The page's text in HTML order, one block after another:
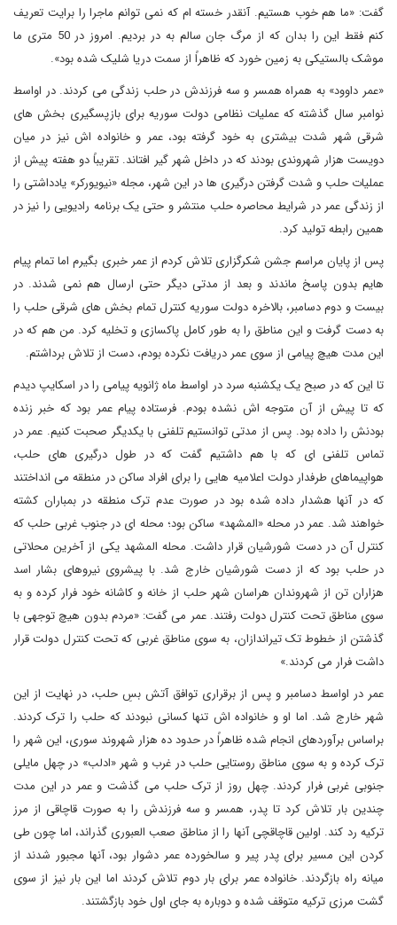
گفت: «ما هم خوب هستیم. آنقدر خسته ام که نمی توانم ماجرا را برایت تعریف
کنم فقط این را بدان که از مرگ جان سالم به در بردیم. امروز در 50 متری ما
موشک بالستیکی به زمین خورد که ظاهراً از سمت دریا شلیک شده بود».
«عمر داوود» به همراه همسر و سه فرزندش در حلب زندگی می کردند. در اواسط
نوامبر سال گذشته که عملیات نظامی دولت سوریه برای بازپسگیری بخش های
شرقی شهر شدت بیشتری به خود گرفته بود، عمر و خانواده اش نیز در میان
دویست هزار شهروندی بودند که در داخل شهر گیر افتاند. تقریباً دو هفته پیش از
عملیات حلب و شدت گرفتن درگیری ها در این شهر، مجله «نیویورکر» یادداشتی را
از زندگی عمر در شرایط محاصره حلب منتشر و حتی یک برنامه رادیویی را نیز در
همین رابطه تولید کرد.
پس از پایان مراسم جشن شکرگزاری تلاش کردم از عمر خبری بگیرم اما تمام پیام
هایم بدون پاسخ ماندند و بعد از مدتی دیگر حتی ارسال هم نمی شدند. در
بیست و دوم دسامبر، بالاخره دولت سوریه کنترل تمام بخش های شرقی حلب را
به دست گرفت و این مناطق را به طور کامل پاکسازی و تخلیه کرد. من هم که در
این مدت هیچ پیامی از سوی عمر دریافت نکرده بودم، دست از تلاش برداشتم.
تا این که در صبح یک یکشنبه سرد در اواسط ماه ژانویه پیامی را در اسکایپ دیدم
که تا پیش از آن متوجه اش نشده بودم. فرستاده پیام عمر بود که خبر زنده
بودنش را داده بود. پس از مدتی توانستیم تلفنی با یکدیگر صحبت کنیم. عمر در
تماس تلفنی ای که با هم داشتیم گفت که در طول درگیری های حلب،
هواپیماهای طرفدار دولت اعلامیه هایی را برای افراد ساکن در منطقه می انداختند
که در آنها هشدار داده شده بود در صورت عدم ترک منطقه در بمباران کشته
خواهند شد. عمر در محله «المشهد» ساکن بود؛ محله ای در جنوب غربی حلب که
کنترل آن در دست شورشیان قرار داشت. محله المشهد یکی از آخرین محلاتی
در حلب بود که از دست شورشیان خارج شد. با پیشروی نیروهای بشار اسد
هزاران تن از شهروندان هراسان شهر حلب از خانه و کاشانه خود فرار کرده و به
سوی مناطق تحت کنترل دولت رفتند. عمر می گفت: «مردم بدون هیچ توجهی با
گذشتن از خطوط تک تیراندازان، به سوی مناطق غربی که تحت کنترل دولت قرار
داشت فرار می کردند.»
عمر در اواسط دسامبر و پس از برقراری توافق آتش بسِ حلب، در نهایت از این
شهر خارج شد. اما او و خانواده اش تنها کسانی نبودند که حلب را ترک کردند.
براساس برآوردهای انجام شده ظاهراً در حدود ده هزار شهروند سوری، این شهر را
ترک کرده و به سوی مناطق روستایی حلب در غرب و شهر «ادلب» در چهل مایلی
جنوبی غربی فرار کردند. چهل روز از ترک حلب می گذشت و عمر در این مدت
چندین بار تلاش کرد تا پدر، همسر و سه فرزندش را به صورت قاچاقی از مرز
ترکیه رد کند. اولین قاچاقچی آنها را از مناطق صعب العبوری گذراند، اما چون طی
کردن این مسیر برای پدر پیر و سالخورده عمر دشوار بود، آنها مجبور شدند از
میانه راه بازگردند. خانواده عمر برای بار دوم تلاش کردند اما این بار نیز از سوی
گشت مرزی ترکیه متوقف شده و دوباره به جای اول خود بازگشتند.